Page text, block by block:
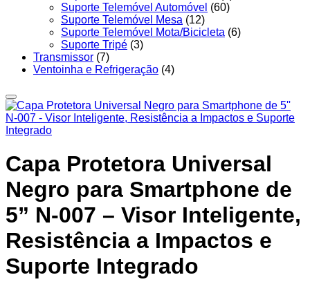
Suporte Telemóvel Automóvel (60)
Suporte Telemóvel Mesa (12)
Suporte Telemóvel Mota/Bicicleta (6)
Suporte Tripé (3)
Transmissor (7)
Ventoinha e Refrigeração (4)
Capa Protetora Universal
Negro para Smartphone de
5” N-007 – Visor Inteligente,
Resistência a Impactos e
Suporte Integrado